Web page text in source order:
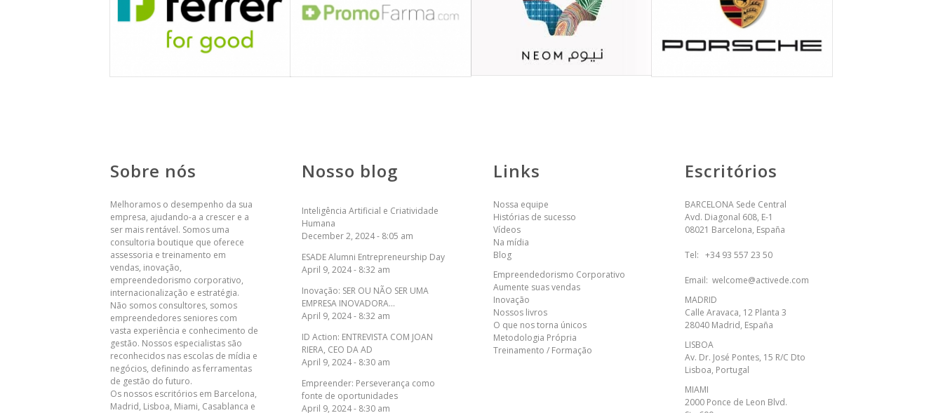
Sobre nós
Melhoramos o desempenho da sua
empresa, ajudando-a a crescer e a
ser mais rentável. Somos uma
consultoria boutique que oferece
assessoria e treinamento em
vendas, inovação,
empreendedorismo corporativo,
internacionalização e estratégia.
Não somos consultores, somos
empreendedores seniores com
vasta experiência e conhecimento de
gestão. Nossos especialistas são
reconhecidos nas escolas de mídia e
negócios, definindo as ferramentas
de gestão do futuro.
Os nossos escritórios em Barcelona,
​​Madrid, Lisboa, Miami, Casablanca e
Nosso blog
Inteligência Artificial e Criatividade
Humana
December 2, 2024 - 8:05 am
ESADE Alumni Entrepreneurship Day
April 9, 2024 - 8:32 am
Inovação: SER OU NÃO SER UMA
EMPRESA INOVADORA…
April 9, 2024 - 8:32 am
ID Action: ENTREVISTA COM JOAN
RIERA, CEO DA AD
April 9, 2024 - 8:30 am
Empreender: Perseverança como
fonte de oportunidades
April 9, 2024 - 8:30 am
Links
Nossa equipe
Histórias de sucesso
Vídeos
Na mídia
Blog
Empreendedorismo Corporativo
Aumente suas vendas
Inovação
Nossos livros
O que nos torna únicos
Metodologia Própria
Treinamento / Formação
Escritórios
BARCELONA Sede Central
Avd. Diagonal 608, E-1
08021 Barcelona, España
Tel: +34 93 557 23 50
Email: welcome@activede.com
MADRID
Calle Aravaca, 12 Planta 3
28040 Madrid, España
LISBOA
Av. Dr. José Pontes, 15 R/C Dto
Lisboa, Portugal
MIAMI
2000 Ponce de Leon Blvd.